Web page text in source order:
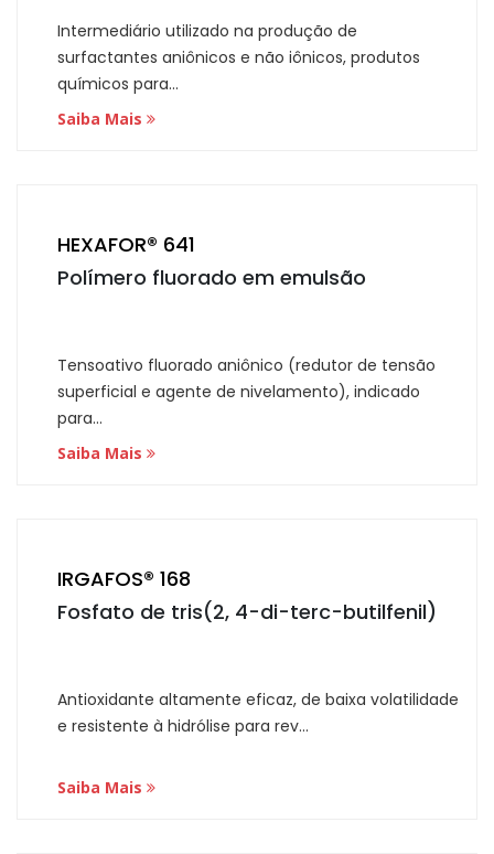
Intermediário utilizado na produção de
surfactantes aniônicos e não iônicos, produtos
químicos para...
Saiba Mais
HEXAFOR® 641
Polímero fluorado em emulsão
Tensoativo fluorado aniônico (redutor de tensão
superficial e agente de nivelamento), indicado
para...
Saiba Mais
IRGAFOS® 168
Fosfato de tris(2, 4-di-terc-butilfenil)
Antioxidante altamente eficaz, de baixa volatilidade
e resistente à hidrólise para rev...
Saiba Mais